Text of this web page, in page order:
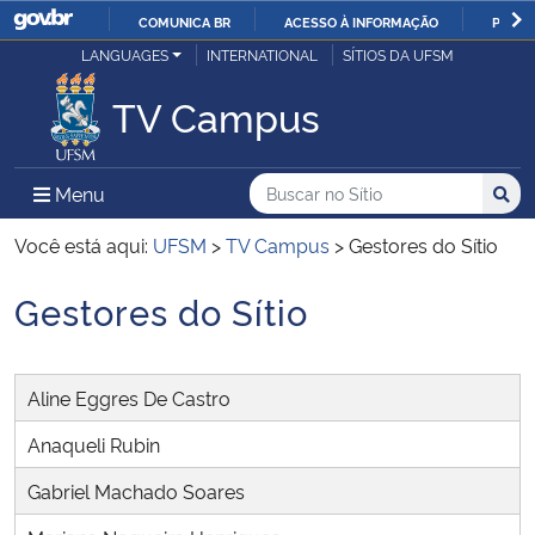
IR
O
COMUNICA BR ACESSO À INFORMAÇÃO
Ministério da Justiça e Segurança Pública
Ministério da Defesa
Ministério das Relações Exteriores
Ministério da Economia
Ministério da Agricultura, Pecuária e Abastecimento
Ministério da Educação
LANGUAGES INTERNATIONAL SÍTIOS DA UFSM
TV Campus
Menu Menu Principal do Sítio
Busca
Buscar no no Sítio
Busca:
Você está aqui: UFSM >TV Campus >Gestores do Sítio
Início do conteúdo
Gestores do Sítio
Aline Eggres De Castro
Anaqueli Rubin
Gabriel Machado Soares